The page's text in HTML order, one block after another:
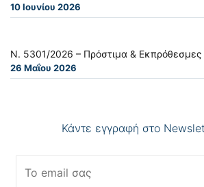
10 Ιουνίου 2026
Ν. 5301/2026 – Πρόστιμα &
26 Μαΐου 2026
Κάντε εγγραφή στο